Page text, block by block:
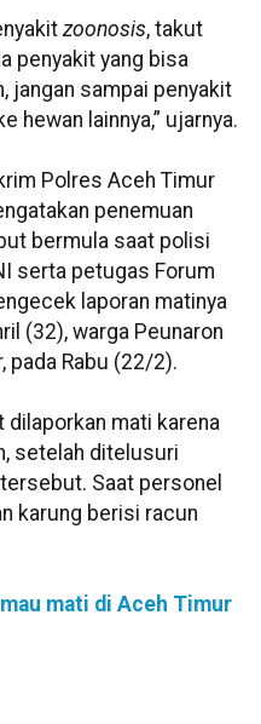
zoonosis, takut
penyakit yang bisa
jangan sampai penyakit
hewan lainnya,” ujarnya.
Polres Aceh Timur
penemuan
bermula saat polisi
serta petugas Forum
laporan matinya
(32), warga Peunaron
pada Rabu (22/2).
mati karena
setelah ditelusuri
Saat personel
karung berisi racun
mati di Aceh Timur